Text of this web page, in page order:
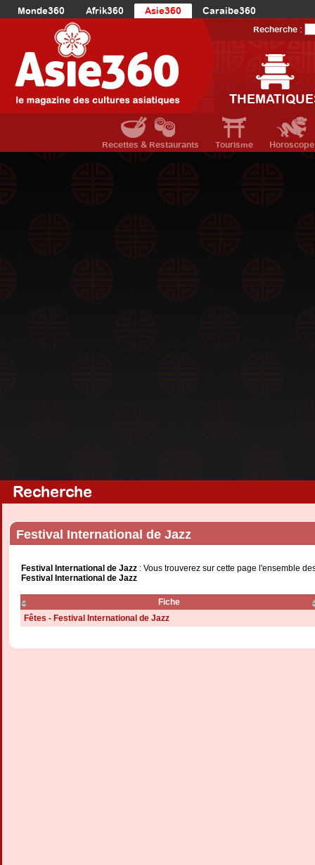
Monde360 Afrik360 Asie360
Caraibe360
Europe360
AmériqueDuNord360
Océanie360
Recherche :
Recettes & Restaurants Tourisme Horoscope
Recherche
Festival International de Jazz
Festival International de Jazz : Vous trouverez sur cette page l'ensemble
Festival International de Jazz
Fiche
Fêtes - Festival International de Jazz